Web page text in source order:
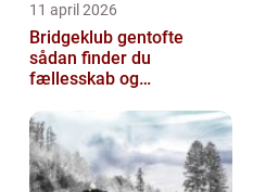
11 april 2026
Bridgeklub gentofte
sådan finder du
fællesskab og